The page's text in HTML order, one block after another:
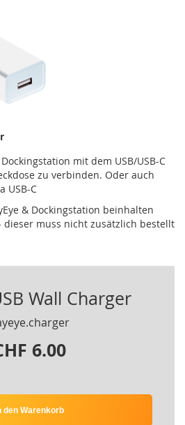
mit dem USB/USB-C
zu verbinden. Oder auch
USB-C
& Dockingstation beinhalten
dieser muss nicht zusätzlich bestellt
Wall Charger
6.00
den Warenkorb